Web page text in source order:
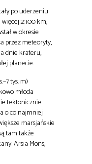
po uderzeniu
2300 km,
w okresie
przez meteoryty,
dnie krateru,
planecie.
tys. m)
młoda
tektonicznie
o co najmniej
marsjańskie
tam także
Arsia Mons,